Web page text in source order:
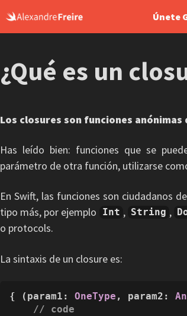
Únete
¿Qué es un
Los closures son funciones
Has leído bien: funciones que se
parámetro de otra función, utilizarse
En Swift, las funciones son ciudadanos
tipo más, por ejemplo
Int , String ,
o protocols.
La sintaxis de un closure es:
{ (param1: OneType , param2:
// code